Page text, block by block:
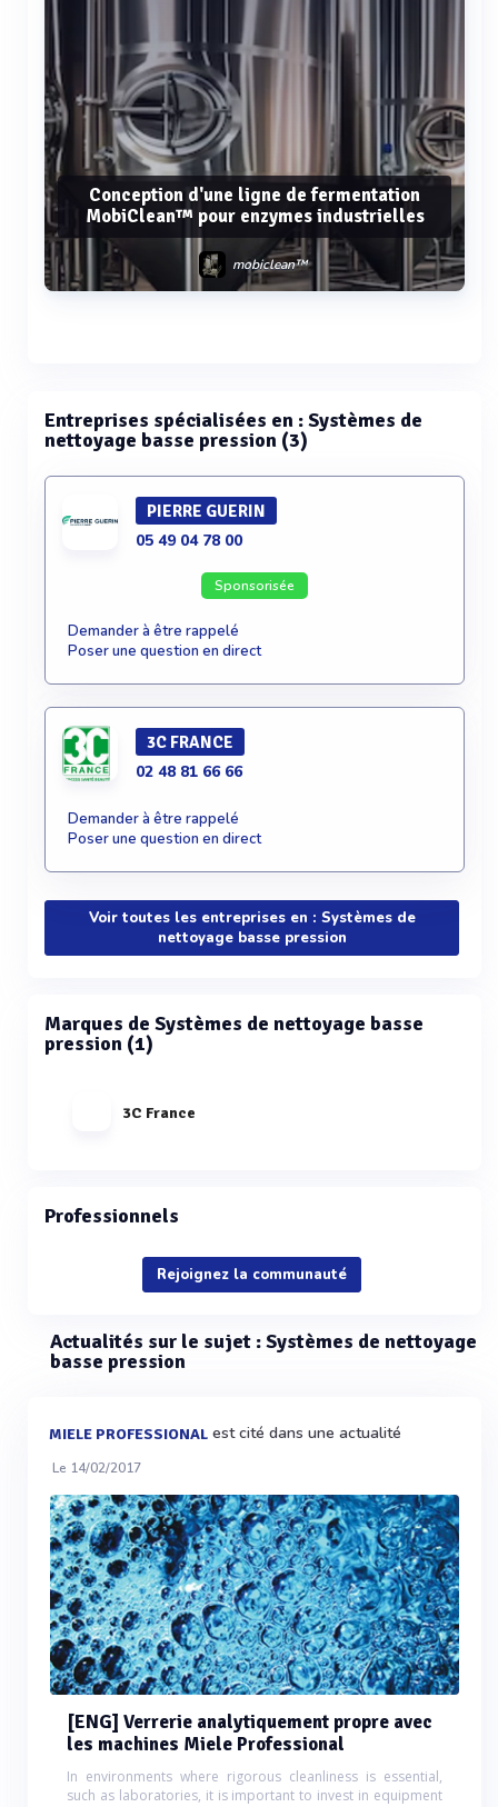
Conception d'une ligne de fermentation
MobiClean™ pour enzymes industrielles
mobiclean™
Entreprises spécialisées en : Systèmes de
nettoyage basse pression (3)
PIERRE GUERIN
05 49 04 78 00
Sponsorisée
Demander à être rappelé
Poser une question en direct
3C FRANCE
02 48 81 66 66
Demander à être rappelé
Poser une question en direct
Voir toutes les entreprises en : Systèmes de
nettoyage basse pression
Marques de Systèmes de nettoyage basse
pression (1)
3C France
Professionnels
Rejoignez la communauté
Actualités sur le sujet : Systèmes de nettoyage
basse pression
MIELE PROFESSIONAL est cité dans une actualité
Le 14/02/2017
[ENG] Verrerie analytiquement propre avec
les machines Miele Professional
In environments where rigorous cleanliness is essential,
such as laboratories, it is important to invest in equipment